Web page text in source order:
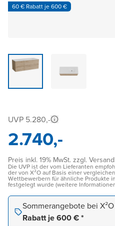
60 € Rabatt je 600 €
UVP 5.280,-
2.740,-
Preis inkl. 19% MwSt. zzgl.
Die UVP ist der vom Lieferanten
der von X²O auf Basis einer
Wettbewerbern für ähnliche Produkte
festgelegt wurde (weitere
Sommerangebote bei
Rabatt je 600 € *